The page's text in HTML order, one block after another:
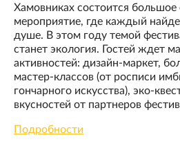
Хамовниках состоится большое
мероприятие, где каждый
душе. В этом году темой
станет экология. Гостей ждет
активностей: дизайн-маркет,
мастер-классов (от росписи
гончарного искусства), эко-
вкусностей от партнеров
Подробности